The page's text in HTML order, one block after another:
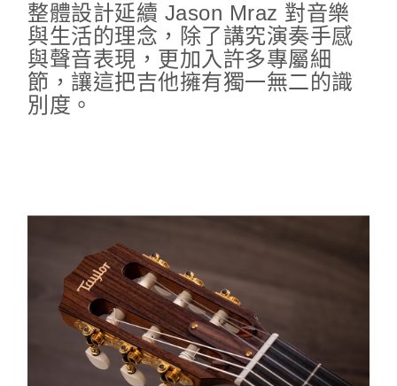
整體設計延續 Jason Mraz 對音樂
與生活的理念，除了講究演奏手感
與聲音表現，更加入許多專屬細
節，讓這把吉他擁有獨一無二的識
別度。